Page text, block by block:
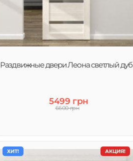
Раздвижные двери Леона светлый дуб
5499 грн
6600 грн
АКЦИЯ!
ХИТ!